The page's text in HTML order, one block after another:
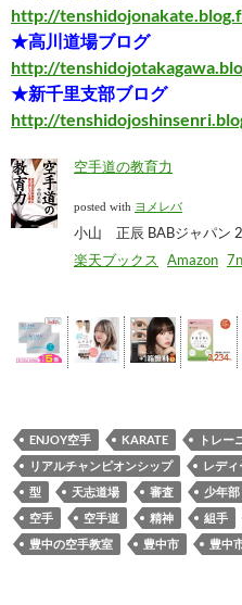
http://
★高川道場ブログ
http://
★新千里支部ブログ
http://
空手道の教育力
posted with ヨメレバ
小山 正辰 BABジャパン
楽天ブックス
Amazon
ENJOY空手 KARATE トレー
リアルチャンピオンシップ
レディ
型
天志道場 審査 少年部
空手
空手道 精神 組手
豊中の空手教室
豊中市 豊中